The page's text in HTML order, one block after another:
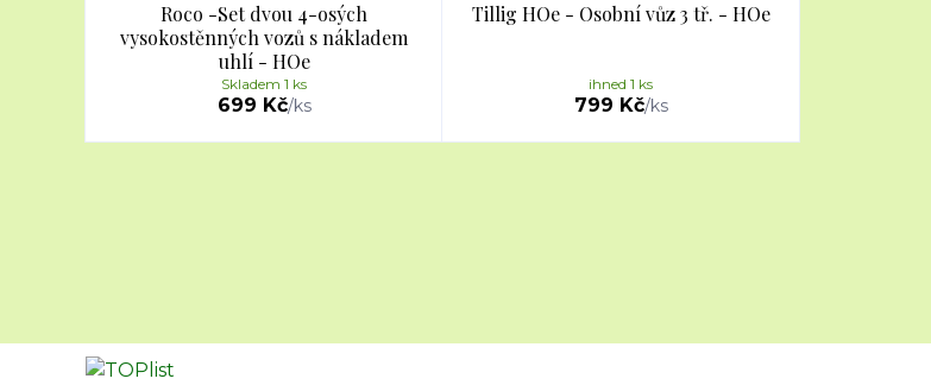
Roco -Set dvou 4-osých
vysokostěnných vozů s nákladem
uhlí - HOe
699 Kč/ks
Skladem 1 ks
Tillig HOe - Osobní vůz 3 tř. - HOe
799 Kč/ks
ihned 1 ks